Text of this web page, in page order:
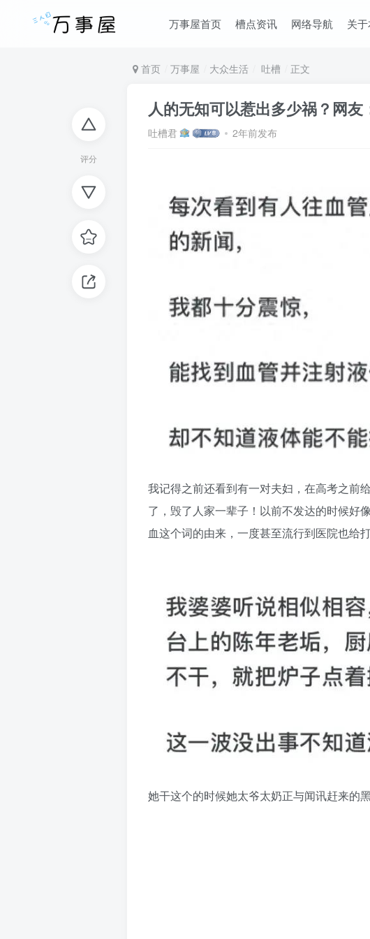
万事屋首页 槽点资讯 网络导航 关
评分
首页 万事屋 大众生活 吐槽 正文
人的无知可以惹出多少祸？网友
吐槽君 2年前发布
我记得之前还看到有一对夫妇，在高考之前
了，毁了人家一辈子！以前不发达的时候好
血这个词的由来，一度甚至流行到医院也给
她干这个的时候她太爷太奶正与闻讯赶来的